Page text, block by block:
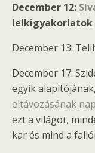
December 12:
lelkigyakorlatok
December 13:
December 17:
egyik alapítójának,
eltávozásának
ezt a világot,
kar és mind a